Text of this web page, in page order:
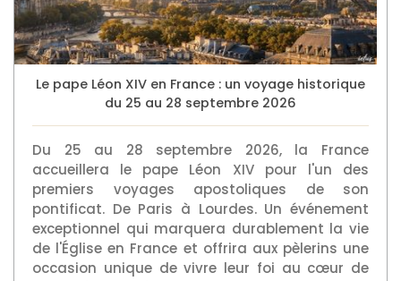
Le pape Léon XIV en France : un voyage historique
du 25 au 28 septembre 2026
Du 25 au 28 septembre 2026, la France
premiers voyages apostoliques de son
pontificat. De Paris à Lourdes. Un événement
exceptionnel qui marquera durablement la vie
de l'Église en France et offrira aux pèlerins une
occasion unique de vivre leur foi au cœur de
célébrations historiques.